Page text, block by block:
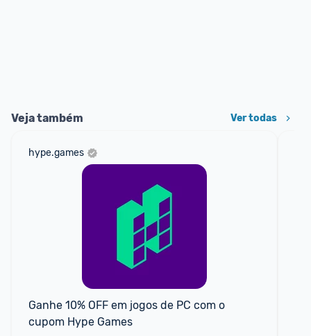
Veja também Ver todas
hype.games
Ganhe 10% OFF em jogos de PC com o
cupom Hype Games